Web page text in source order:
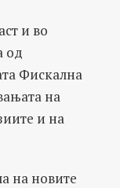
и во
од
Фискална
на
и на
на новите